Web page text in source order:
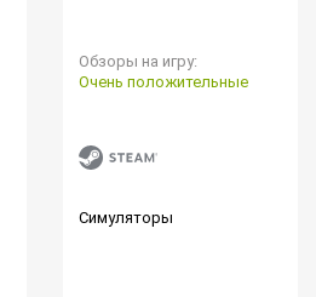
Обзоры на игру:
Очень положительные
Симуляторы